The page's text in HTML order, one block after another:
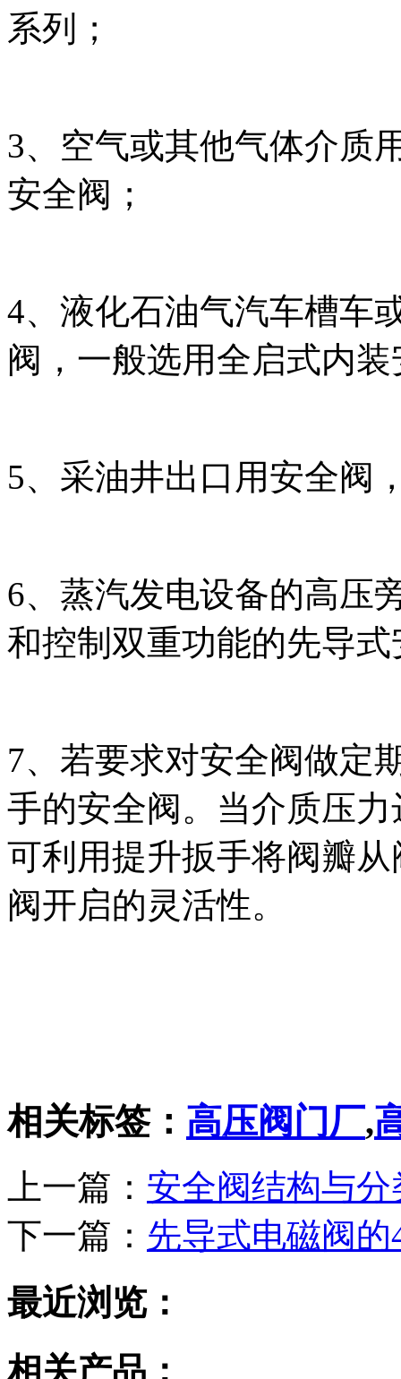
系列；
3、空气或其他气体介质
安全阀；
4、液化石油气汽车槽车
阀，一般选用全启式内
5、采油井出口用安全阀
6、蒸汽发电设备的高压
和控制双重功能的先导
7、若要求对安全阀做定
手的安全阀。当介质压
可利用提升扳手将阀瓣
阀开启的灵活性。
相关标签： 高压阀门厂,
上一篇： 安全阀结构与分
下一篇： 先导式电磁阀
最近浏览：
相关产品：